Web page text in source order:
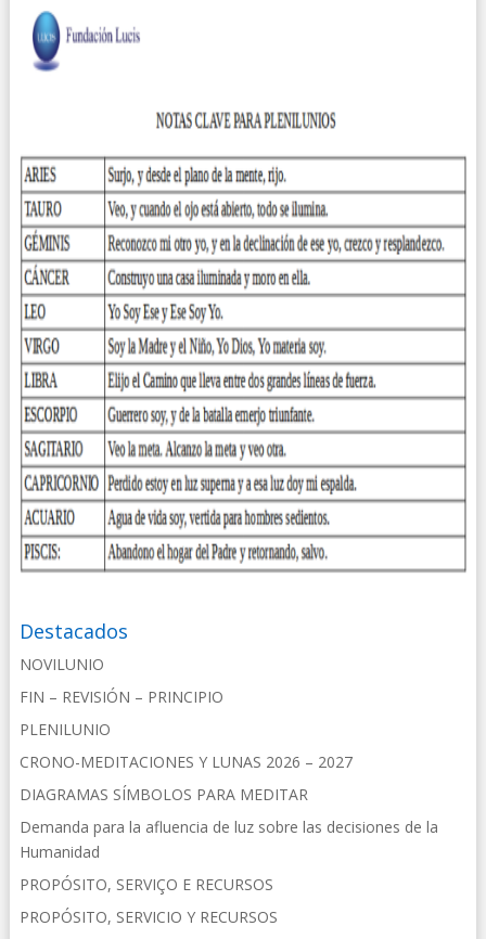
Destacados
NOVILUNIO
FIN – REVISIÓN – PRINCIPIO
PLENILUNIO
CRONO-MEDITACIONES Y LUNAS 2026 – 2027
DIAGRAMAS SÍMBOLOS PARA MEDITAR
Demanda para la afluencia de luz sobre las decisiones de la
Humanidad
PROPÓSITO, SERVIÇO E RECURSOS
PROPÓSITO, SERVICIO Y RECURSOS